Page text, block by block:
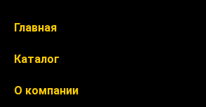
Главная
Каталог
О компании